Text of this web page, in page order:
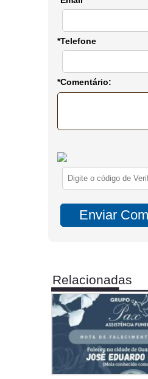
*Telefone
*Comentário:
Relacionadas